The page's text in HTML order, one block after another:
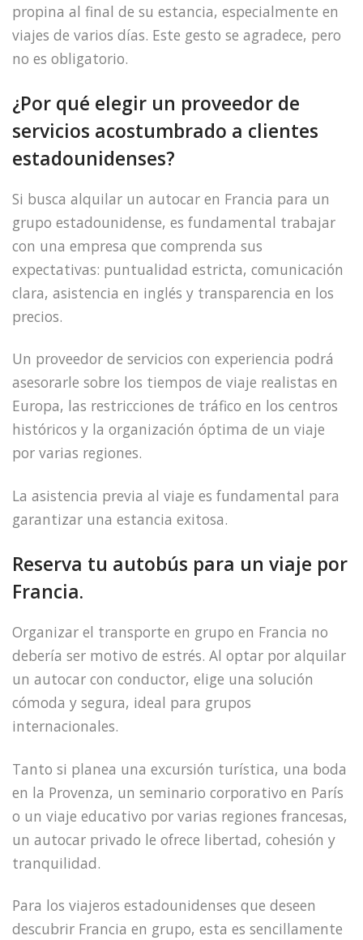
propina al final de su estancia, especialmente en
viajes de varios días. Este gesto se agradece, pero
no es obligatorio.
¿Por qué elegir un proveedor de
servicios acostumbrado a clientes
estadounidenses?
Si busca alquilar un autocar en Francia para un
grupo estadounidense, es fundamental trabajar
con una empresa que comprenda sus
expectativas: puntualidad estricta, comunicación
clara, asistencia en inglés y transparencia en los
precios.
Un proveedor de servicios con experiencia podrá
asesorarle sobre los tiempos de viaje realistas en
Europa, las restricciones de tráfico en los centros
históricos y la organización óptima de un viaje
por varias regiones.
La asistencia previa al viaje es fundamental para
garantizar una estancia exitosa.
Reserva tu autobús para un viaje por
Francia.
Organizar el transporte en grupo en Francia no
debería ser motivo de estrés. Al optar por alquilar
un autocar con conductor, elige una solución
cómoda y segura, ideal para grupos
internacionales.
Tanto si planea una excursión turística, una boda
en la Provenza, un seminario corporativo en París
o un viaje educativo por varias regiones francesas,
un autocar privado le ofrece libertad, cohesión y
tranquilidad.
Para los viajeros estadounidenses que deseen
descubrir Francia en grupo, esta es sencillamente